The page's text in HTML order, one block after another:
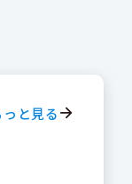
っと見る